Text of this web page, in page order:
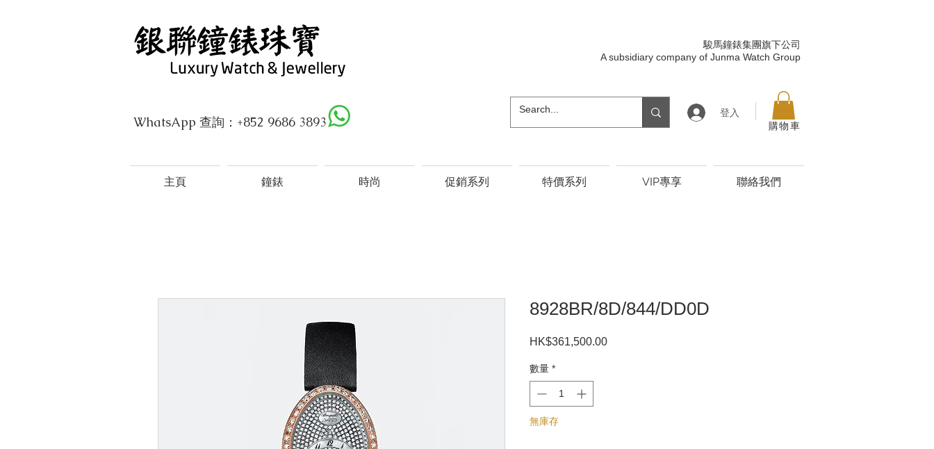
WhatsApp 查詢：+852 9686 3893
駿馬鐘錶集團旗下公司
A subsidiary company of Junma Watch Group
登入
購物車
主頁 鐘錶 時尚 促銷系列 特價系列 VIP專享 聯絡我們
8928BR/8D/844/DD0D
HK$361,500.00價
數量 *
無庫存